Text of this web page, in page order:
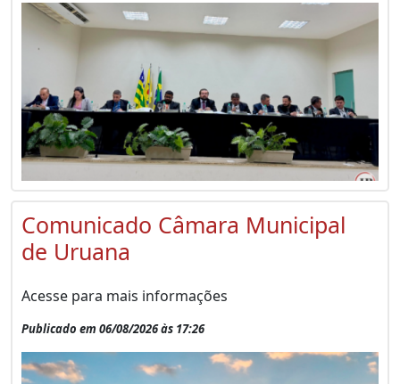
Comunicado Câmara Municipal
de Uruana
Acesse para mais informações
Publicado em 06/08/2026 às 17:26